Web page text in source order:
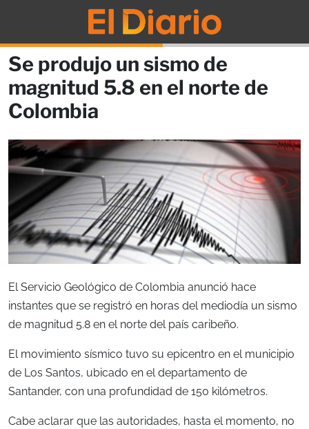
Se produjo un sismo de
magnitud 5.8 en el norte de
Colombia
El Servicio Geológico de Colombia anunció hace
instantes que se registró en horas del mediodía un sismo
de magnitud 5.8 en el norte del país caribeño.
El movimiento sísmico tuvo su epicentro en el municipio
de Los Santos, ubicado en el departamento de
Santander, con una profundidad de 150 kilómetros.
Cabe aclarar que las autoridades, hasta el momento, no